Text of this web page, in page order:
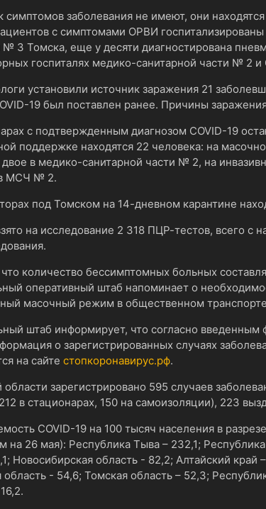
симптомов заболевания не имеют, они
с симптомами ОРВИ
3 Томска, еще у десяти диагностирована
госпиталях медико-санитарной части № 2
установили источник заражения 21
19 был поставлен ранее. Причины
с подтвержденным диагнозом COVID-19
поддержке находятся 22 человека: на
в медико-санитарной части № 2, на
МСЧ № 2.
под Томском на 14-дневном карантине
на исследование 2 318 ПЦР-тестов, всего с
количество бессимптомных больных
оперативный штаб напоминает о
масочный режим в общественном
штаб информирует, что согласно
о зарегистрированных случаях
на сайте стопкоронавирус.рф.
зарегистрировано 595 случаев
в стационарах, 150 на самоизоляции), 223
COVID-19 на 100 тысяч населения в
на 26 мая): Республика Тыва – 232,1;
Новосибирская область - 82,2; Алтайский край
область - 54,6; Томская область – 52,3;